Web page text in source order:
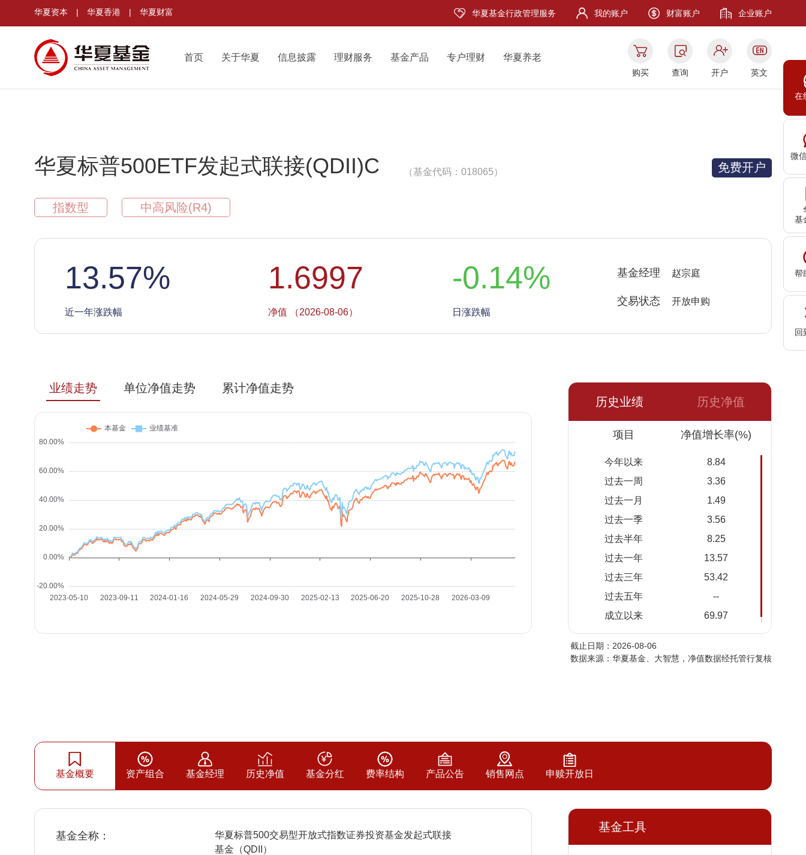
在
微
基
帮
回
华夏资本 | 华夏香港 | 华夏财富 华夏基金行政管理服务 我的账户 财富账户 企业账户
首页 关于华夏 信息披露 理财服务 基金产品 专户理财 华夏养老
购买 查询 开户 英文
华夏标普500ETF发起式联接(QDII)C （基金代码：018065）
指数型 中高风险(R4)
免费开户
13.57%
近一年涨跌幅
1.6997
净值 （2026-08-06）
-0.14%
日涨跌幅
基金经理 赵宗庭
交易状态 开放申购
业绩走势 单位净值走势
累计净值走势
历史业绩
历史净值
项目 净值增长率(%)
今年以来
8.84
过去一周
3.36
过去一月
1.49
过去一季
3.56
过去半年
8.25
过去一年
13.57
过去三年
53.42
过去五年
--
成立以来
69.97
净值
累计净
2026-
1.6997
08-05
2026-
08-04
1.7061
2026-
08-03
1.6775
2026-
1.6530
2026-
07-30
1.6444 1.6444
2026-
07-23
2026-
1.6627 1.6627
截止日期：2026-08-06
数据来源：华夏基金、大智慧，净值数据经托管行复核
基金概要 资产组合 基金经理 历史净值 基金分红 费率结构 产品公告 销售网点 申赎开放日
基金全称：
华夏标普500交易型开放式指数证券投资基金发起式联接
基金（QDII）
基金工具